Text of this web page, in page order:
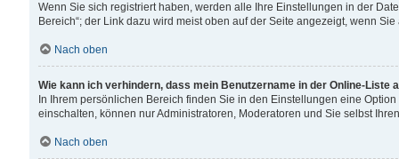
Wenn Sie sich registriert haben, werden alle Ihre Einstellungen in der
Bereich“; der Link dazu wird meist oben auf der Seite angezeigt, wenn
Nach oben
Wie kann ich verhindern, dass mein Benutzername in der Online-Liste
In Ihrem persönlichen Bereich finden Sie in den Einstellungen eine
einschalten, können nur Administratoren, Moderatoren und Sie selbst
Nach oben